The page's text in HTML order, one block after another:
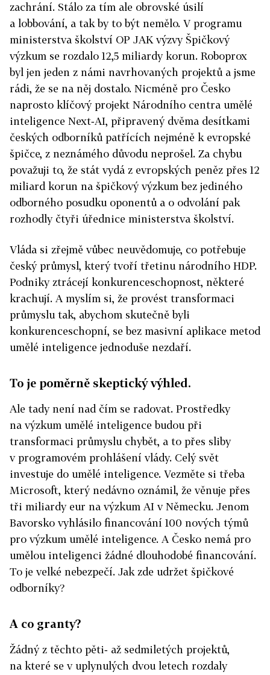
zachrání. Stálo za tím ale obrovské úsilí
a lobbování, a tak by to být nemělo. V programu
ministerstva školství OP JAK výzvy Špičkový
výzkum se rozdalo 12,5 miliardy korun. Roboprox
byl jen jeden z námi navrhovaných projektů a jsme
rádi, že se na něj dostalo. Nicméně pro Česko
naprosto klíčový projekt Národního centra umělé
inteligence Next‑AI, připravený dvěma desítkami
českých odborníků patřících nejméně k evropské
špičce, z neznámého důvodu neprošel. Za chybu
považuji to, že stát vydá z evropských peněz přes 12
miliard korun na špičkový výzkum bez jediného
odborného posudku oponentů a o odvolání pak
rozhodly čtyři úřednice ministerstva školství.
Vláda si zřejmě vůbec neuvědomuje, co potřebuje
český průmysl, který tvoří třetinu národního HDP.
Podniky ztrácejí konkurenceschopnost, některé
krachují. A myslím si, že provést transformaci
průmyslu tak, abychom skutečně byli
konkurenceschopní, se bez masivní aplikace metod
umělé inteligence jednoduše nezdaří.
To je poměrně skeptický výhled.
Ale tady není nad čím se radovat. Prostředky
na výzkum umělé inteligence budou při
transformaci průmyslu chybět, a to přes sliby
v programovém prohlášení vlády. Celý svět
investuje do umělé inteligence. Vezměte si třeba
Microsoft, který nedávno oznámil, že věnuje přes
tři miliardy eur na výzkum AI v Německu. Jenom
Bavorsko vyhlásilo financování 100 nových týmů
pro výzkum umělé inteligence. A Česko nemá pro
umělou inteligenci žádné dlouhodobé financování.
To je velké nebezpečí. Jak zde udržet špičkové
odborníky?
A co granty?
Žádný z těchto pěti‑ až sedmiletých projektů,
na které se v uplynulých dvou letech rozdaly